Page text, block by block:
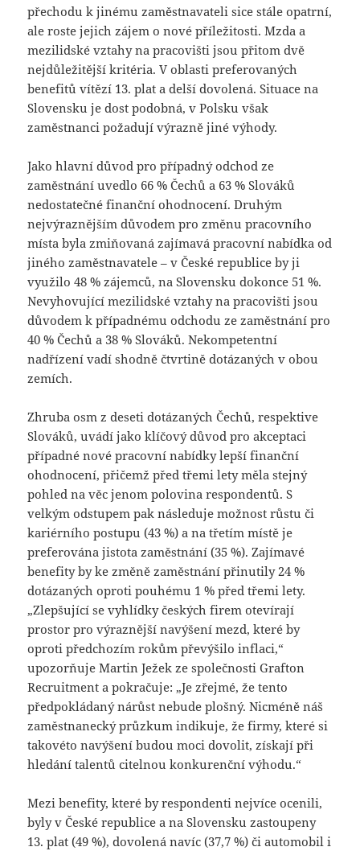
přechodu k jinému zaměstnavateli sice stále opatrní,
ale roste jejich zájem o nové příležitosti. Mzda a
mezilidské vztahy na pracovišti jsou přitom dvě
nejdůležitější kritéria. V oblasti preferovaných
benefitů vítězí 13. plat a delší dovolená. Situace na
Slovensku je dost podobná, v Polsku však
zaměstnanci požadují výrazně jiné výhody.
Jako hlavní důvod pro případný odchod ze
zaměstnání uvedlo 66 % Čechů a 63 % Slováků
nedostatečné finanční ohodnocení. Druhým
nejvýraznějším důvodem pro změnu pracovního
místa byla zmiňovaná zajímavá pracovní nabídka od
jiného zaměstnavatele – v České republice by ji
využilo 48 % zájemců, na Slovensku dokonce 51 %.
Nevyhovující mezilidské vztahy na pracovišti jsou
důvodem k případnému odchodu ze zaměstnání pro
40 % Čechů a 38 % Slováků. Nekompetentní
nadřízení vadí shodně čtvrtině dotázaných v obou
zemích.
Zhruba osm z deseti dotázaných Čechů, respektive
Slováků, uvádí jako klíčový důvod pro akceptaci
případné nové pracovní nabídky lepší finanční
ohodnocení, přičemž před třemi lety měla stejný
pohled na věc jenom polovina respondentů. S
velkým odstupem pak následuje možnost růstu či
kariérního postupu (43 %) a na třetím místě je
preferována jistota zaměstnání (35 %). Zajímavé
benefity by ke změně zaměstnání přinutily 24 %
dotázaných oproti pouhému 1 % před třemi lety.
„Zlepšující se vyhlídky českých firem otevírají
prostor pro výraznější navýšení mezd, které by
oproti předchozím rokům převýšilo inflaci,“
upozorňuje Martin Ježek ze společnosti Grafton
Recruitment a pokračuje: „Je zřejmé, že tento
předpokládaný nárůst nebude plošný. Nicméně náš
zaměstnanecký průzkum indikuje, že firmy, které si
takovéto navýšení budou moci dovolit, získají při
hledání talentů citelnou konkurenční výhodu.“
Mezi benefity, které by respondenti nejvíce ocenili,
byly v České republice a na Slovensku zastoupeny
13. plat (49 %), dovolená navíc (37,7 %) či automobil i